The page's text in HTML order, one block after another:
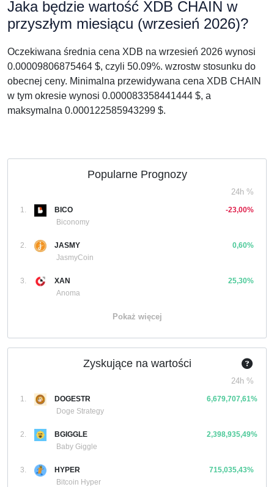
Jaka będzie wartość XDB CHAIN w
przyszłym miesiącu (wrzesień 2026)?
Oczekiwana średnia cena XDB na wrzesień 2026 wynosi
0.00009806875464 $, czyli 50.09%. wzrostw stosunku do
obecnej ceny. Minimalna przewidywana cena XDB CHAIN
w tym okresie wynosi 0.000083358441444 $, a
maksymalna 0.000122585943299 $.
Popularne Prognozy
24h %
1.
BICO
Biconomy
-23,00%
2.
JASMY
JasmyCoin
0,60%
3.
XAN
Anoma
25,30%
Pokaż więcej
Zyskujące na wartości
24h %
1.
DOGESTR
Doge Strategy
6,679,707,61%
2.
BGIGGLE
Baby Giggle
2,398,935,49%
3.
HYPER
Bitcoin Hyper
715,035,43%